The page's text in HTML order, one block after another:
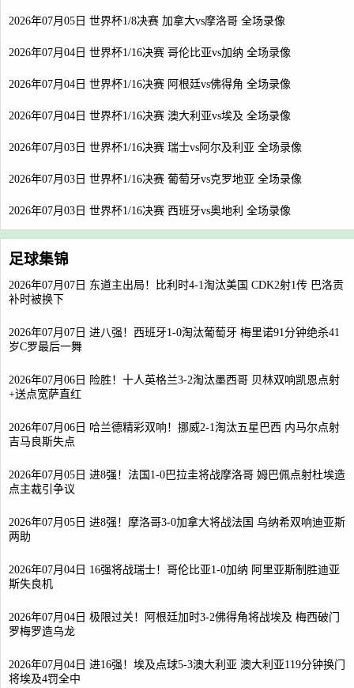
2026年07月05日 世界杯1/8决赛 加拿大vs摩洛哥 全场录像
2026年07月04日 世界杯1/16决赛 哥伦比亚vs加纳 全场录像
2026年07月04日 世界杯1/16决赛 阿根廷vs佛得角 全场录像
2026年07月04日 世界杯1/16决赛 澳大利亚vs埃及 全场录像
2026年07月03日 世界杯1/16决赛 瑞士vs阿尔及利亚 全场录像
2026年07月03日 世界杯1/16决赛 葡萄牙vs克罗地亚 全场录像
2026年07月03日 世界杯1/16决赛 西班牙vs奥地利 全场录像
足球集锦
2026年07月07日 东道主出局！比利时4-1淘汰美国 CDK2射1传 巴洛贡
补时被换下
2026年07月07日 进八强！西班牙1-0淘汰葡萄牙 梅里诺91分钟绝杀41
岁C罗最后一舞
2026年07月06日 险胜！十人英格兰3-2淘汰墨西哥 贝林双响凯恩点射
+送点宽萨直红
2026年07月06日 哈兰德精彩双响！挪威2-1淘汰五星巴西 内马尔点射
吉马良斯失点
2026年07月05日 进8强！法国1-0巴拉圭将战摩洛哥 姆巴佩点射杜埃造
点主裁引争议
2026年07月05日 进8强！摩洛哥3-0加拿大将战法国 乌纳希双响迪亚斯
两助
2026年07月04日 16强将战瑞士！哥伦比亚1-0加纳 阿里亚斯制胜迪亚
斯失良机
2026年07月04日 极限过关！阿根廷加时3-2佛得角将战埃及 梅西破门
罗梅罗造乌龙
2026年07月04日 进16强！埃及点球5-3澳大利亚 澳大利亚119分钟换门
将埃及4罚全中